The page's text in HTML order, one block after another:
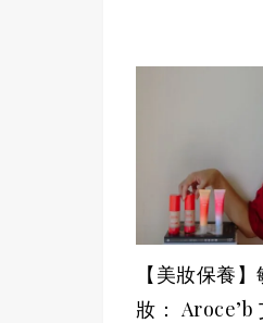
【美妝保養
妝： Aroce’b